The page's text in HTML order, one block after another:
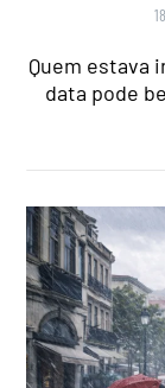
Quem estava
data pode